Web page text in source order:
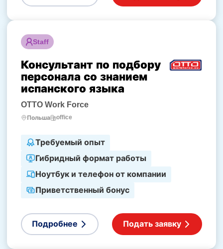
Staff
Консультант по подбору
персонала со знанием
испанского языка
OTTO Work Force
Польша office
Требуемый опыт
Гибридный формат работы
Ноутбук и телефон от компании
Приветственный бонус
Подробнее Подать заявку